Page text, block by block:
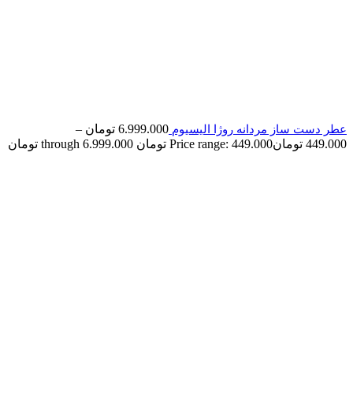
عطر دست ساز مردانه روژا الیسیوم 6.999.000 تومان –
449.000 تومانPrice range: 449.000 تومان through 6.999.000 تومان